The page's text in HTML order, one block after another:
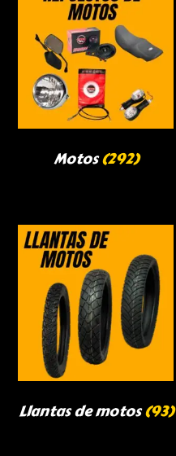
Motos(292)
Llantas de motos(93)